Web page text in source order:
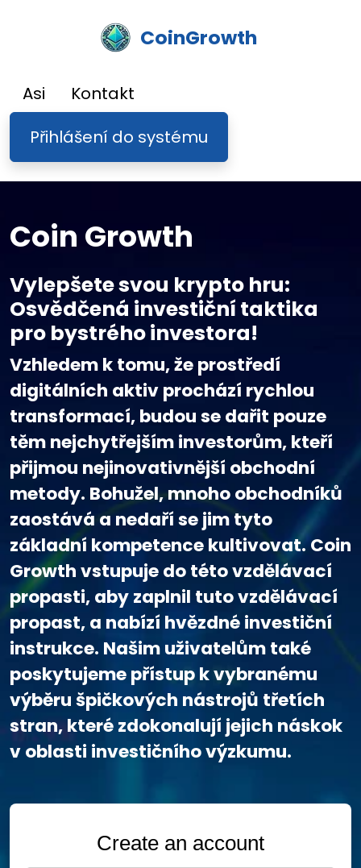
CoinGrowth
Asi
Kontakt
Přihlášení do systému
Coin Growth
Vylepšete svou krypto hru:
Osvědčená investiční taktika
pro bystrého investora!
Vzhledem k tomu, že prostředí
digitálních aktiv prochází rychlou
transformací, budou se dařit pouze
těm nejchytřejším investorům, kteří
přijmou nejinovativnější obchodní
metody. Bohužel, mnoho obchodníků
zaostává a nedaří se jim tyto
základní kompetence kultivovat. Coin
Growth vstupuje do této vzdělávací
propasti, aby zaplnil tuto vzdělávací
propast, a nabízí hvězdné investiční
instrukce. Našim uživatelům také
poskytujeme přístup k vybranému
výběru špičkových nástrojů třetích
stran, které zdokonalují jejich náskok
v oblasti investičního výzkumu.